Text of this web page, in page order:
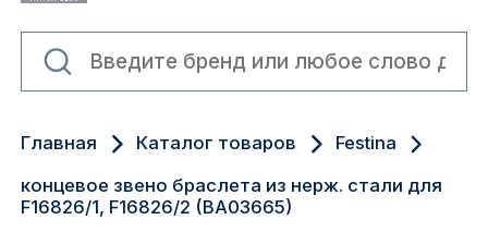
Екатеринбург
Санкт-Петербург
Главная Каталог товаров
Festina
концевое звено браслета из нерж. стали для
F16826/1, F16826/2 (BA03665)